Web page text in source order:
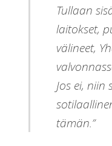
Tullaan
laitokset,
välineet,
Jos ei,
tämän.”